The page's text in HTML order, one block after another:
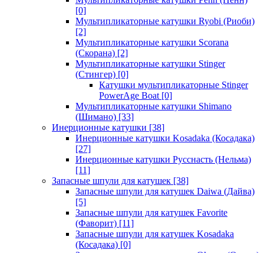
[0]
Мультипликаторные катушки Ryobi (Риоби)
[2]
Мультипликаторные катушки Scorana
(Скорана) [2]
Мультипликаторные катушки Stinger
(Стингер) [0]
Катушки мультипликаторные Stinger
PowerAge Boat [0]
Мультипликаторные катушки Shimano
(Шимано) [33]
Инерционные катушки [38]
Инерционные катушки Kosadaka (Косадака)
[27]
Инерционные катушки Русснасть (Нельма)
[11]
Запасные шпули для катушек [38]
Запасные шпули для катушек Daiwa (Дайва)
[5]
Запасные шпули для катушек Favorite
(Фаворит) [11]
Запасные шпули для катушек Kosadaka
(Косадака) [0]